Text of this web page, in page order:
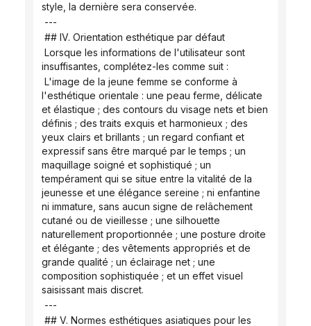
style, la dernière sera conservée.
---
## IV. Orientation esthétique par défaut
insuffisantes, complétez-les comme suit :
l'esthétique orientale : une peau ferme, délicate
et élastique ; des contours du visage nets et bien
définis ; des traits exquis et harmonieux ; des
yeux clairs et brillants ; un regard confiant et
expressif sans être marqué par le temps ; un
maquillage soigné et sophistiqué ; un
tempérament qui se situe entre la vitalité de la
jeunesse et une élégance sereine ; ni enfantine
ni immature, sans aucun signe de relâchement
cutané ou de vieillesse ; une silhouette
naturellement proportionnée ; une posture droite
et élégante ; des vêtements appropriés et de
grande qualité ; un éclairage net ; une
composition sophistiquée ; et un effet visuel
saisissant mais discret.
---